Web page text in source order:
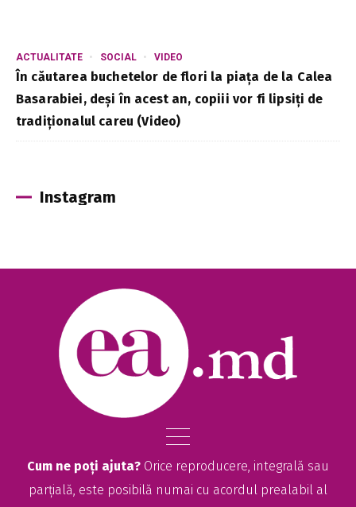
ACTUALITATE SOCIAL VIDEO
În căutarea buchetelor de flori la piața de la Calea
Basarabiei, deși în acest an, copiii vor fi lipsiți de
tradiționalul careu (Video)
Instagram
Cum ne poți ajuta? Orice reproducere, integrală sau
parțială, este posibilă numai cu acordul prealabil al